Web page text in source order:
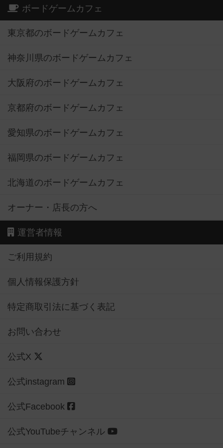
ボードゲームカフェ
東京都のボードゲームカフェ
神奈川県のボードゲームカフェ
大阪府のボードゲームカフェ
京都府のボードゲームカフェ
愛知県のボードゲームカフェ
福岡県のボードゲームカフェ
北海道のボードゲームカフェ
オーナー・店長の方へ
運営者情報
ご利用規約
個人情報保護方針
特定商取引法に基づく表記
お問い合わせ
公式X
公式instagram
公式Facebook
公式YouTubeチャンネル